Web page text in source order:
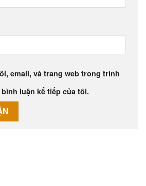
email, và trang web trong trình
luận kế tiếp của tôi.